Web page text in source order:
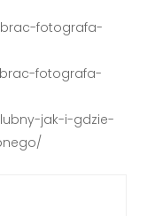
fotografa-
fotografa-
jak-i-gdzie-